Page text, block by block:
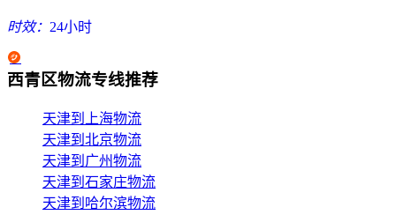
时效： 24小时
西青区物流专线推荐
天津到上海物流
天津到北京物流
天津到广州物流
天津到石家庄物流
天津到哈尔滨物流